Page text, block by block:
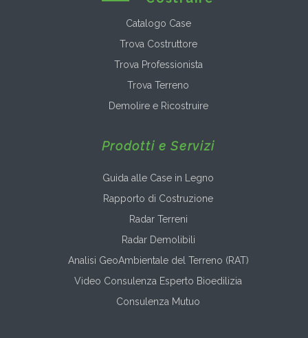
Catalogo Case
Trova Costruttore
Trova Professionista
Trova Terreno
Demolire e Ricostruire
Prodotti e Servizi
Guida alle Case in Legno
Rapporto di Costruzione
Radar Terreni
Radar Demolibili
Analisi GeoAmbientale del Terreno (RAT)
Video Consulenza Esperto Bioedilizia
Consulenza Mutuo